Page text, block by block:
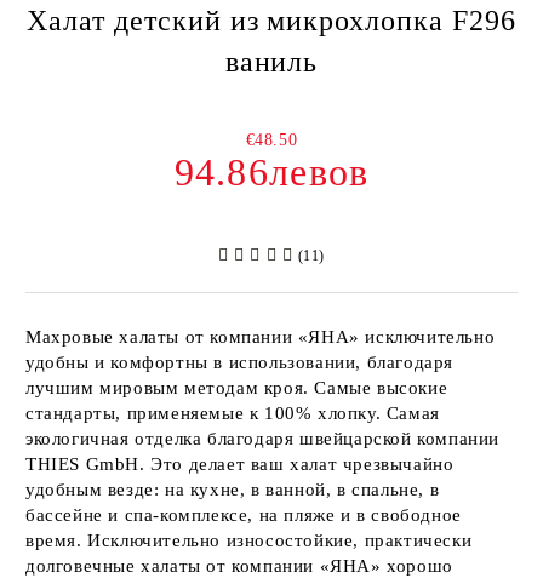
Халат детский из микрохлопка F296
ваниль
€48.50
94.86левов
(11)
Махровые халаты от компании «ЯНА» исключительно
удобны и комфортны в использовании, благодаря
лучшим мировым методам кроя. Самые высокие
стандарты, применяемые к 100% хлопку. Самая
экологичная отделка благодаря швейцарской компании
THIES GmbH. Это делает ваш халат чрезвычайно
удобным везде: на кухне, в ванной, в спальне, в
бассейне и спа-комплексе, на пляже и в свободное
время. Исключительно износостойкие, практически
долговечные халаты от компании «ЯНА» хорошо